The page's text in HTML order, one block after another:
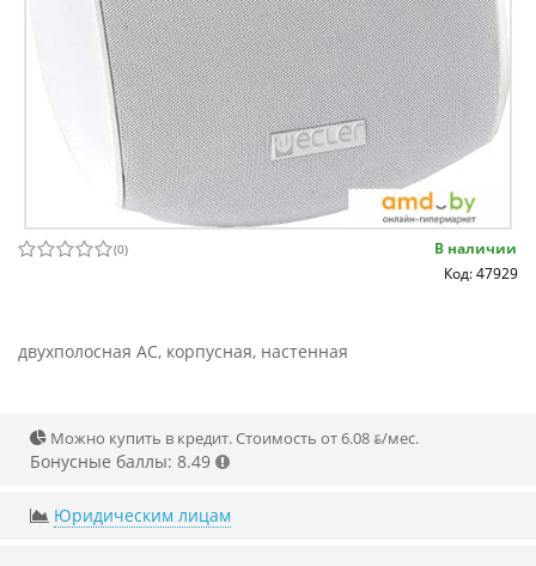
(0)
В наличии
Код: 47929
двухполосная АС, корпусная, настенная
Можно купить в кредит. Стоимость от 6.08 ƃ/мec.
Бонусные баллы: 8.49
Юридическим лицам